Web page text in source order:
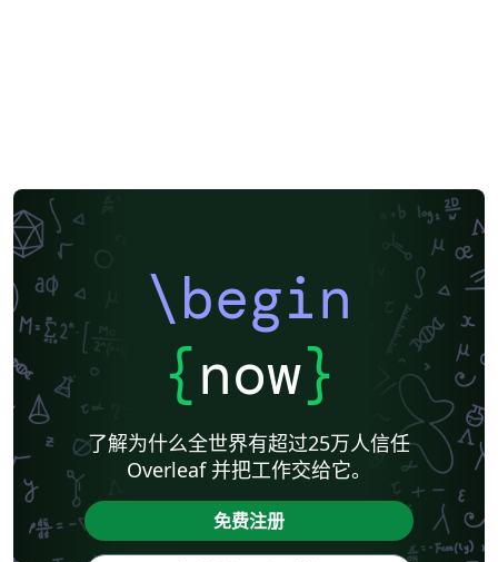
\begin
{now}
了解为什么全世界有超过25万人信任
Overleaf 并把工作交给它。
免费注册